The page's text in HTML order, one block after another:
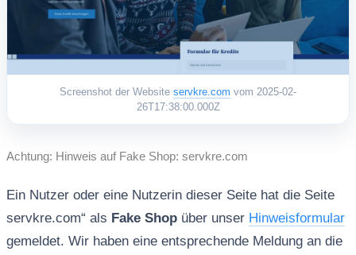
Screenshot der Website servkre.com vom 2025-02-
26T17:38:00.000Z
Achtung: Hinweis auf Fake Shop: servkre.com
Ein Nutzer oder eine Nutzerin dieser Seite hat die Seite
servkre.com“ als Fake Shopüber unser Hinweisformular
gemeldet. Wir haben eine entsprechende Meldung an die